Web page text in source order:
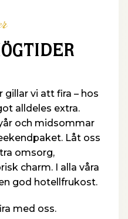
gillar vi att fira – hos
alldeles extra.
och midsommar
Låt oss
omsorg,
charm. I alla våra
god hotellfrukost.
med oss.